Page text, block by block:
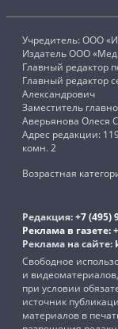
Учредитель: ООО
Издатель ООО
Главный редактор
Главный редактор
Александрович
Заместитель
Аверьянова Олеся
Адрес редакции:
комн. 2
Возрастная
Редакция:+7 (495)
Реклама в газете:
Реклама на сайте:
Свободное
и
при условии
источник
материалов в